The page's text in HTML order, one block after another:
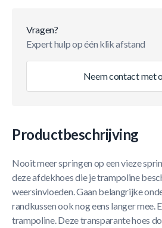
Vragen?
Expert hulp op één klik afstand
Neem contact met
Productbeschrijving
Nooit meer springen op een vieze
deze afdekhoes die je trampoline
weersinvloeden. Gaan belangrijke
randkussen ook nog eens langer mee.
trampoline. Deze transparante hoes